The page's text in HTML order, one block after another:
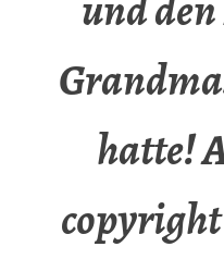
hatte!
copyright